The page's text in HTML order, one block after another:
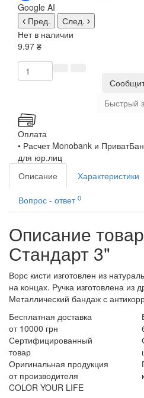
Google AI
Пред.
След.
Нет в наличии
9.97 ₴
Быстрый
Оплата
• Расчет Monobank и
для юр.лиц
Описание
Характеристики
Вопрос - ответ 0
Описание
Стандарт 3"
Ворс кисти изготовлен из
на концах. Ручка изготовлена из
Металлический бандаж с
Бесплатная доставка
от 10000 грн
Сертифицированный
товар
Оригинальная продукция
от производителя
COLOR YOUR LIFE